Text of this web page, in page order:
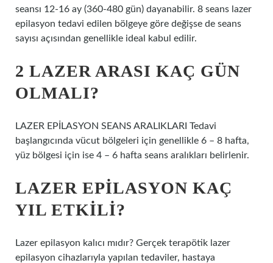
seansı 12-16 ay (360-480 gün) dayanabilir. 8 seans lazer
epilasyon tedavi edilen bölgeye göre değişse de seans
sayısı açısından genellikle ideal kabul edilir.
2 LAZER ARASI KAÇ GÜN
OLMALI?
LAZER EPİLASYON SEANS ARALIKLARI Tedavi
başlangıcında vücut bölgeleri için genellikle 6 – 8 hafta,
yüz bölgesi için ise 4 – 6 hafta seans aralıkları belirlenir.
LAZER EPILASYON KAÇ
YIL ETKILI?
Lazer epilasyon kalıcı mıdır? Gerçek terapötik lazer
epilasyon cihazlarıyla yapılan tedaviler, hastaya